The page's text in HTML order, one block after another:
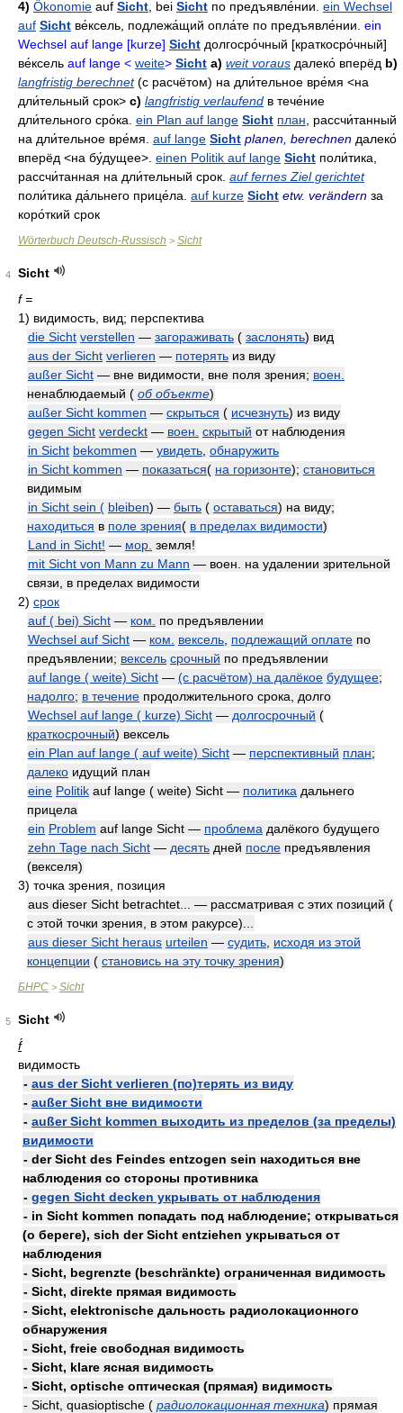
4) Ökonomie auf Sicht , bei Sicht по предъявле́нии ein Wechsel
auf Sicht ве́ксель подлежа́щий опла́те по предъявле́нии ein
Wechsel auf lange [kurze] Sicht долгосро́чный [краткосро́чный]
ве́ксель auf lange < weite> Sicht a) weit voraus далеко́ вперёд b)
langfristig berechnet(с расчётом) на дли́тельное вре́мя <на
дли́тельный срок> c) langfristig verlaufend в тече́ние
дли́тельного сро́ка ein Plan auf lange Sicht план
рассчи́танный
на дли́тельное вре́мя auf lange Sicht planen, berechnen далеко́
вперёд <на бу́дущее>. einen Politik auf lange Sicht поли́тика
рассчи́танная на дли́тельный срок auf fernes Ziel gerichtet
поли́тика да́льнего прице́ла auf kurze Sicht etw. verändern за
коро́ткий срок
Wörterbuch Deutsch-Russisch > Sicht
4
Sicht
f =
1) видимость, вид; перспектива
die Sicht verstellen — загораживать ( заслонять) вид
aus der Sicht verlieren — потерять из виду
außer Sicht — вне видимости, вне поля зрения; воен.
ненаблюдаемый ( об объекте)
außer Sicht kommen — скрыться ( исчезнуть) из виду
gegen Sicht verdeckt — воен. скрытый от наблюдения
in Sicht bekommen — увидеть обнаружить
in Sicht kommen — показаться( на горизонте); становиться
видимым
in Sicht sein ( bleiben) — быть ( оставаться) на виду;
находиться в поле зрения( в пределах видимости)
Land in Sicht! — мор. земля!
mit Sicht von Mann zu Mann — воен. на удалении зрительной
связи, в пределах видимости
2) срок
auf ( bei) Sicht — ком.
по предъявлении
Wechsel auf Sicht — ком. вексель подлежащий оплате по
предъявлении; вексель срочный по предъявлении
auf lange ( weite) Sicht — (с расчётом) на далёкое будущее;
надолго; в течение продолжительного срока, долго
Wechsel auf lange ( kurze) Sicht — долгосрочный (
краткосрочный) вексель
ein Plan auf lange ( auf weite) Sicht — перспективный план;
далеко идущий план
eine Politik auf lange ( weite) Sicht — политика дальнего
прицела
ein Problem auf lange Sicht — проблема далёкого будущего
zehn Tage nach Sicht — десять дней после предъявления
(векселя)
3) точка зрения, позиция
aus dieser Sicht betrachtet... — рассматривая с этих позиций (
с этой точки зрения, в этом ракурсе)...
aus dieser Sicht heraus urteilen — судить исходя из этой
концепции ( становись на эту точку зрения)
БНРС > Sicht
5
Sicht
f́
видимость
- aus der Sicht verlieren (по)терять из виду
- außer Sicht вне видимости
- außer Sicht kommen выходить из пределов (за пределы)
видимости
- der Sicht des Feindes entzogen sein находиться вне
наблюдения со стороны противника
- gegen Sicht decken укрывать от наблюдения
- in Sicht kommen попадать под наблюдение; открываться
(о береге), sich der Sicht entziehen укрываться от
наблюдения
- Sicht, begrenzte (beschränkte) ограниченная видимость
- Sicht, direkte прямая видимость
- Sicht, elektronische дальность радиолокационного
обнаружения
- Sicht, freie свободная видимость
- Sicht, klare ясная видимость
- Sicht, optische оптическая (прямая) видимость
- Sicht, quasioptische ( радиолокационная техника) прямая